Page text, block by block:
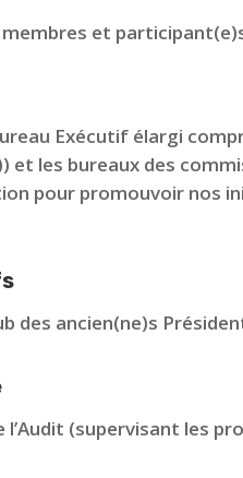
et
Exécutif élargi
et les bureaux des
pour promouvoir nos
des ancien(ne)s
(supervisant les